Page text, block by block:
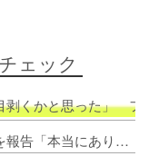
ェック
剥くかと思った」
2. 舞元啓介、ついに結石が出たことを報告「本当にありがとうございました」 ファンも祝福「石おまもりにしよう」